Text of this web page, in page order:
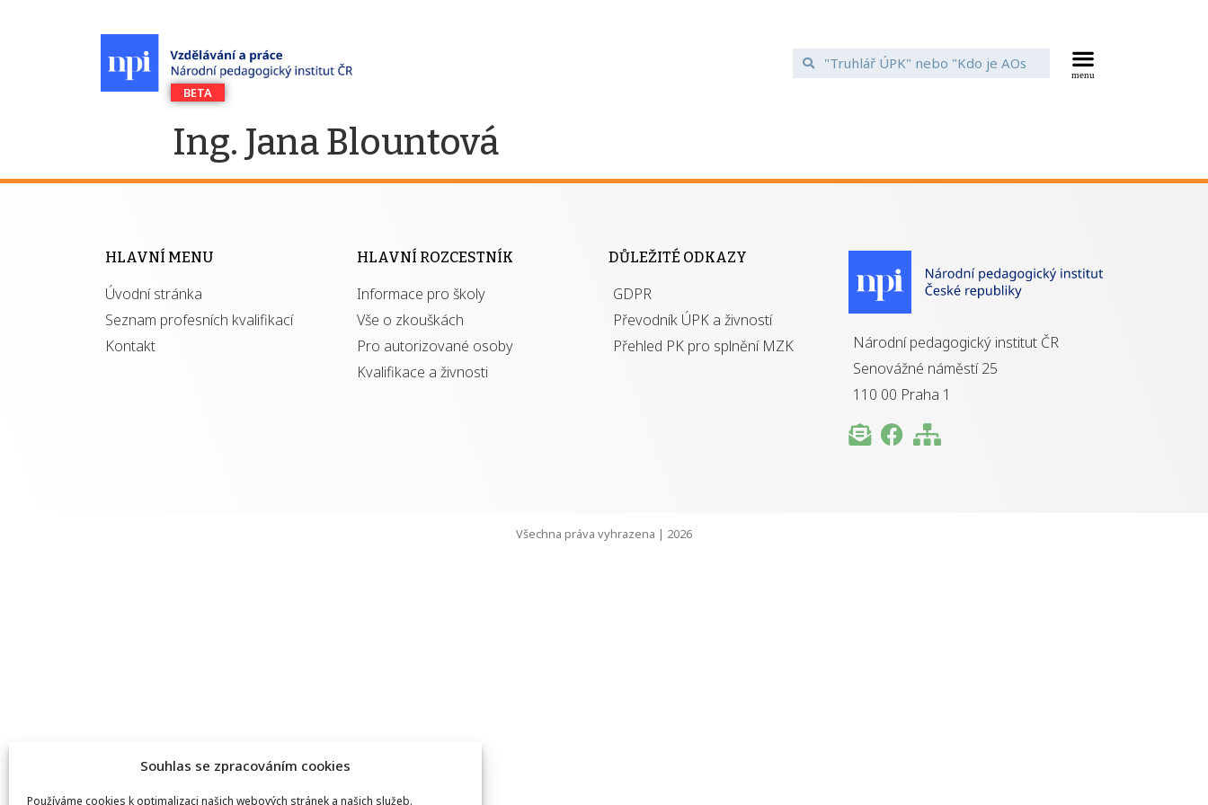
Souhlas se zpracováním cookies
Používáme cookies k optimalizaci našich webových stránek a našich služeb.
Ing. Jana Blountová
HLAVNÍ MENU
Úvodní stránka
Seznam profesních kvalifikací
Kontakt
HLAVNÍ ROZCESTNÍK
Informace pro školy
Vše o zkouškách
Pro autorizované osoby
Kvalifikace a živnosti
DŮLEŽITÉ ODKAZY
GDPR
Převodník ÚPK a živností
Přehled PK pro splnění MZK
Národní pedagogický institut ČR
Senovážné náměstí 25
110 00 Praha 1
Všechna práva vyhrazena | 2026